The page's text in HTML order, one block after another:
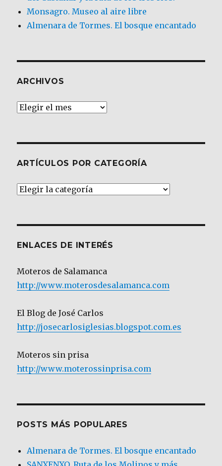
Monsagro. Museo al aire libre
Almenara de Tormes. El bosque encantado
ARCHIVOS
Archivos
ARTÍCULOS POR CATEGORÍA
Artículos
ENLACES DE INTERÉS
Moteros de Salamanca
http://www.moterosdesalamanca.com
El Blog de José Carlos
http://josecarlosiglesias.blogspot.com.es
Moteros sin prisa
http://www.moterossinprisa.com
POSTS MÁS POPULARES
Almenara de Tormes. El bosque encantado